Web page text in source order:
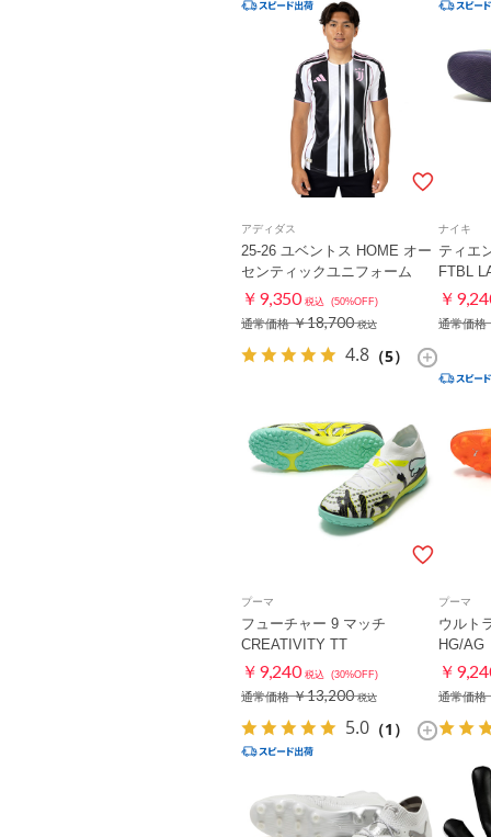
アディダス
25-26 ユベントス HOME オー
センティックユニフォーム
￥9,350 税込 (50%OFF)
通常価格￥18,700 税込
4.8 （5）
ナイキ
ティエ
FTBL
￥
通常価格
プーマ
フューチャー 9 マッチ
CREATIVITY TT
￥9,240 税込 (30%OFF)
通常価格￥13,200 税込
5.0 （1）
プーマ
ウルト
HG/AG
￥
通常価格